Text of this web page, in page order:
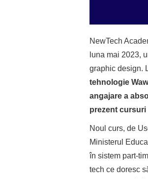
NewTech
luna mai 2023,
graphic design.
tehnologie
angajare a
prezent cursuri
Noul curs, de
Ministerul
în sistem part-
tech ce doresc